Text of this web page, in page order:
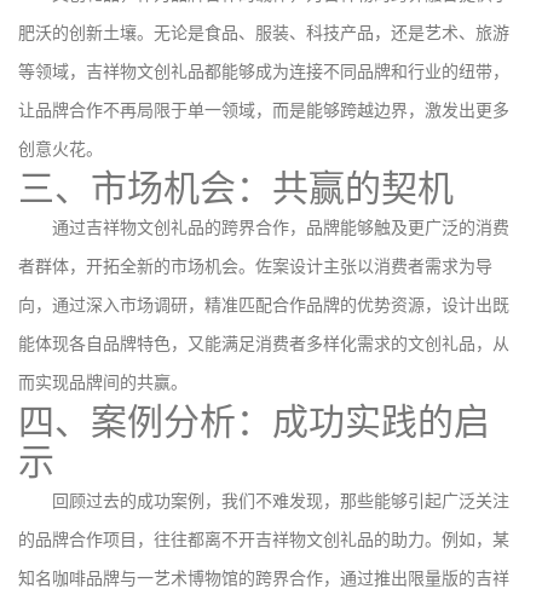
肥沃的创新土壤。无论是食品、服装、科技产品，还是艺术、旅游
等领域，吉祥物文创礼品都能够成为连接不同品牌和行业的纽带，
让品牌合作不再局限于单一领域，而是能够跨越边界，激发出更多
创意火花。
三、市场机会：共赢的契机
通过吉祥物文创礼品的跨界合作，品牌能够触及更广泛的消费
者群体，开拓全新的市场机会。佐案设计主张以消费者需求为导
向，通过深入市场调研，精准匹配合作品牌的优势资源，设计出既
能体现各自品牌特色，又能满足消费者多样化需求的文创礼品，从
而实现品牌间的共赢。
四、案例分析：成功实践的启
示
回顾过去的成功案例，我们不难发现，那些能够引起广泛关注
的品牌合作项目，往往都离不开吉祥物文创礼品的助力。例如，某
知名咖啡品牌与一艺术博物馆的跨界合作，通过推出限量版的吉祥